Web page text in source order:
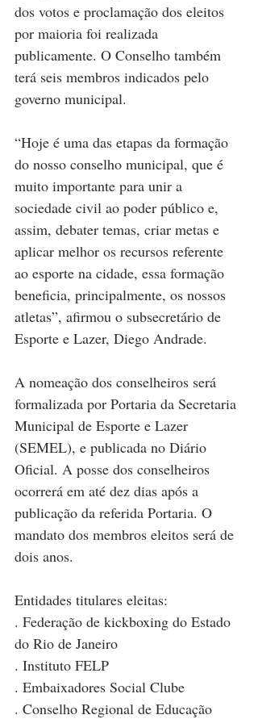
dos votos e proclamação dos eleitos
por maioria foi realizada
publicamente. O Conselho também
terá seis membros indicados pelo
governo municipal.
“Hoje é uma das etapas da formação
do nosso conselho municipal, que é
muito importante para unir a
sociedade civil ao poder público e,
assim, debater temas, criar metas e
aplicar melhor os recursos referente
ao esporte na cidade, essa formação
beneficia, principalmente, os nossos
atletas”, afirmou o subsecretário de
Esporte e Lazer, Diego Andrade.
A nomeação dos conselheiros será
formalizada por Portaria da Secretaria
Municipal de Esporte e Lazer
(SEMEL), e publicada no Diário
Oficial. A posse dos conselheiros
ocorrerá em até dez dias após a
publicação da referida Portaria. O
mandato dos membros eleitos será de
dois anos.
Entidades titulares eleitas:
. Federação de kickboxing do Estado
do Rio de Janeiro
. Instituto FELP
. Embaixadores Social Clube
. Conselho Regional de Educação